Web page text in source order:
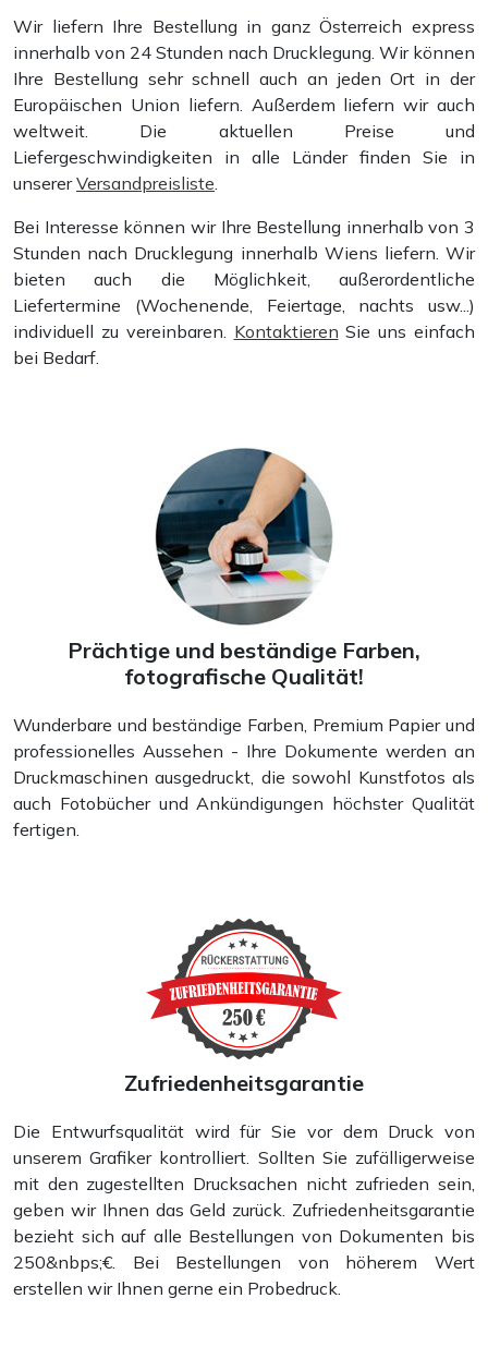
Rückendrahtheftung
Wir liefern Ihre Bestellung in ganz Österreich express
innerhalb von 24 Stunden nach Drucklegung. Wir können
Ihre Bestellung sehr schnell auch an jeden Ort in der
Europäischen Union liefern. Außerdem liefern wir auch
weltweit. Die aktuellen Preise und
Liefergeschwindigkeiten in alle Länder finden Sie in
unsererVersandpreisliste
Bei Interesse können wir Ihre Bestellung innerhalb von 3
Stunden nach Drucklegung innerhalb Wiens liefern. Wir
bieten auch die Möglichkeit, außerordentliche
Liefertermine (Wochenende, Feiertage, nachts usw...)
individuell zu vereinbaren. Kontaktieren Sie uns einfach
bei Bedarf.
Prächtige und beständige Farben,
fotografische Qualität!
Wunderbare und beständige Farben, Premium Papier und
professionelles Aussehen - Ihre Dokumente werden an
Druckmaschinen ausgedruckt, die sowohl Kunstfotos als
auch Fotobücher und Ankündigungen höchster Qualität
fertigen.
Zufriedenheitsgarantie
Die Entwurfsqualität wird für Sie vor dem Druck von
unserem Grafiker kontrolliert. Sollten Sie zufälligerweise
mit den zugestellten Drucksachen nicht zufrieden sein,
geben wir Ihnen das Geld zurück. Zufriedenheitsgarantie
bezieht sich auf alle Bestellungen von Dokumenten bis
250&nbps;€. Bei Bestellungen von höherem Wert
erstellen wir Ihnen gerne ein Probedruck.